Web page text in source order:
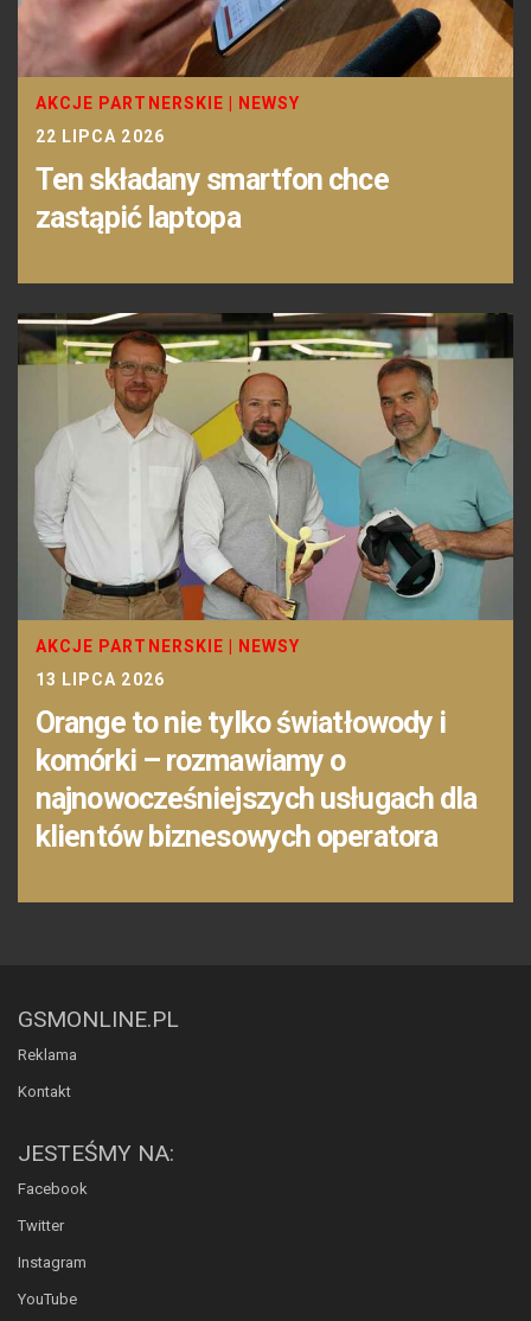
AKCJE PARTNERSKIE
NEWSY
22 LIPCA 2026
Ten składany smartfon chce
zastąpić laptopa
AKCJE PARTNERSKIE
NEWSY
13 LIPCA 2026
Orange to nie tylko światłowody i
komórki – rozmawiamy o
najnowocześniejszych usługach dla
klientów biznesowych operatora
GSMONLINE.PL
Reklama
Kontakt
JESTEŚMY NA:
Facebook
Twitter
Instagram
YouTube